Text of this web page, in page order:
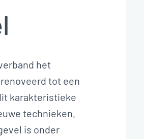
het
tot een
karakteristieke
technieken,
is onder